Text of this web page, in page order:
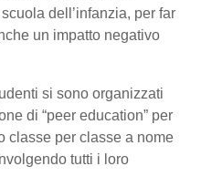
dell’infanzia, per far
un impatto negativo
si sono organizzati
di “peer education” per
classe per classe a nome
tutti i loro